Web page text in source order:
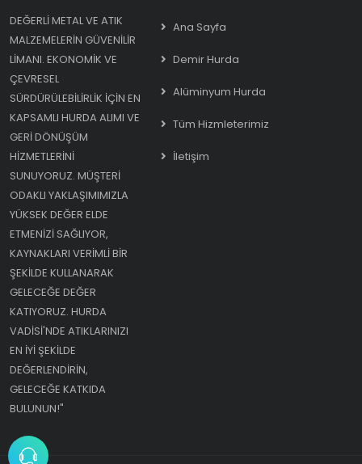
DEĞERLI METAL VE ATIK
MALZEMELERIN GÜVENILIR
LIMANI. EKONOMIK VE
ÇEVRESEL
SÜRDÜRÜLEBILIRLIK IÇIN EN
KAPSAMLI HURDA ALIMI VE
GERI DÖNÜŞÜM
HIZMETLERINI
SUNUYORUZ. MÜŞTERI
ODAKLI YAKLAŞIMIMIZLA
YÜKSEK DEĞER ELDE
ETMENIZI SAĞLIYOR,
KAYNAKLARI VERIMLI BIR
ŞEKILDE KULLANARAK
GELECEĞE DEĞER
KATIYORUZ. HURDA
VADISI'NDE ATIKLARINIZI
EN IYI ŞEKILDE
DEĞERLENDIRIN,
GELECEĞE KATKIDA
BULUNUN!"
Ana Sayfa
Demir Hurda
Alüminyum Hurda
Tüm Hizmleterimiz
İletişim